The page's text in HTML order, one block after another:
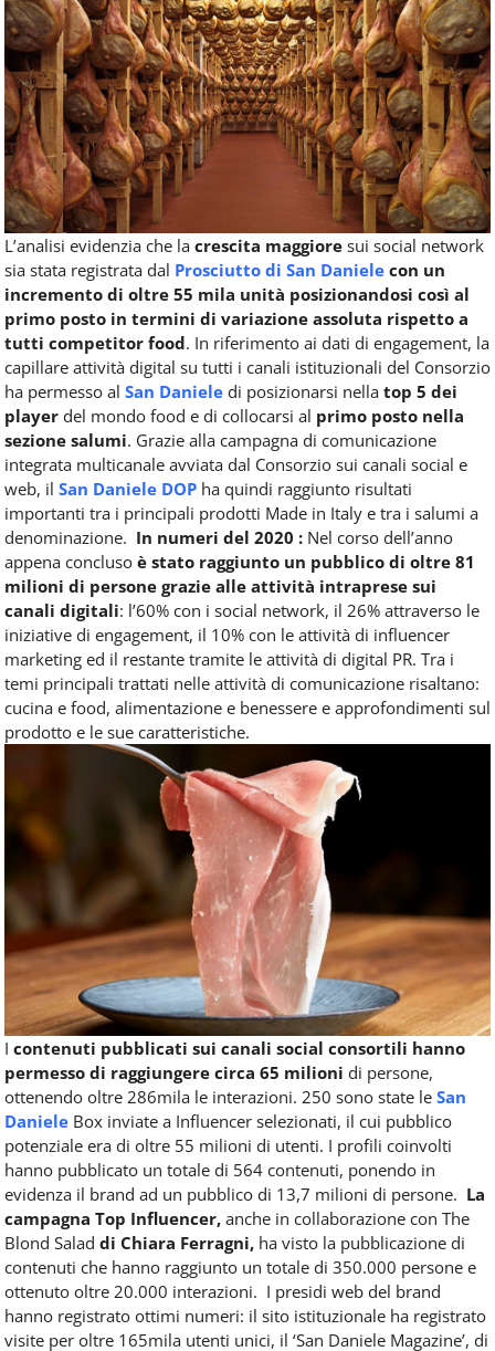
L’analisi evidenzia che la crescita maggiore sui social network
sia stata registrata dal Prosciutto di San Daniele con un
incremento di oltre 55 mila unità posizionandosi così al
primo posto in termini di variazione assoluta rispetto a
tutti competitor food. In riferimento ai dati di engagement, la
capillare attività digital su tutti i canali istituzionali del Consorzio
ha permesso al San Daniele di posizionarsi nella top 5 dei
player del mondo food e di collocarsi al primo posto nella
sezione salumi. Grazie alla campagna di comunicazione
integrata multicanale avviata dal Consorzio sui canali social e
web, il San Daniele DOP ha quindi raggiunto risultati
importanti tra i principali prodotti Made in Italy e tra i salumi a
denominazione. In numeri del 2020 : Nel corso dell’anno
appena concluso è stato raggiunto un pubblico di oltre 81
milioni di persone grazie alle attività intraprese sui
canali digitali: l’60% con i social network, il 26% attraverso le
iniziative di engagement, il 10% con le attività di influencer
marketing ed il restante tramite le attività di digital PR. Tra i
temi principali trattati nelle attività di comunicazione risaltano:
cucina e food, alimentazione e benessere e approfondimenti sul
prodotto e le sue caratteristiche.
I contenuti pubblicati sui canali social consortili hanno
permesso di raggiungere circa 65 milioni di persone,
ottenendo oltre 286mila le interazioni. 250 sono state le San
Daniele Box inviate a Influencer selezionati, il cui pubblico
potenziale era di oltre 55 milioni di utenti. I profili coinvolti
hanno pubblicato un totale di 564 contenuti, ponendo in
evidenza il brand ad un pubblico di 13,7 milioni di persone. La
campagna Top Influencer, anche in collaborazione con The
Blond Salad di Chiara Ferragni, ha visto la pubblicazione di
contenuti che hanno raggiunto un totale di 350.000 persone e
ottenuto oltre 20.000 interazioni. I presidi web del brand
hanno registrato ottimi numeri: il sito istituzionale ha registrato
visite per oltre 165mila utenti unici, il ‘San Daniele Magazine’, di